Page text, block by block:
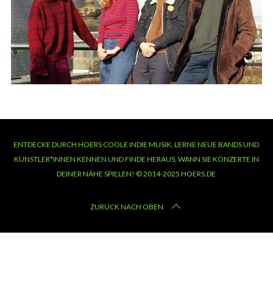
ENTDECKE DURCH HOERS COOLE INDIE MUSIK, LERNE NEUE BANDS UND
KÜNSTLER*INNEN KENNEN UND FINDE HERAUS, WANN SIE KONZERTE IN
DEINER NÄHE SPIELEN! © 2014-2025 HOERS.DE
ZURÜCK NACH OBEN